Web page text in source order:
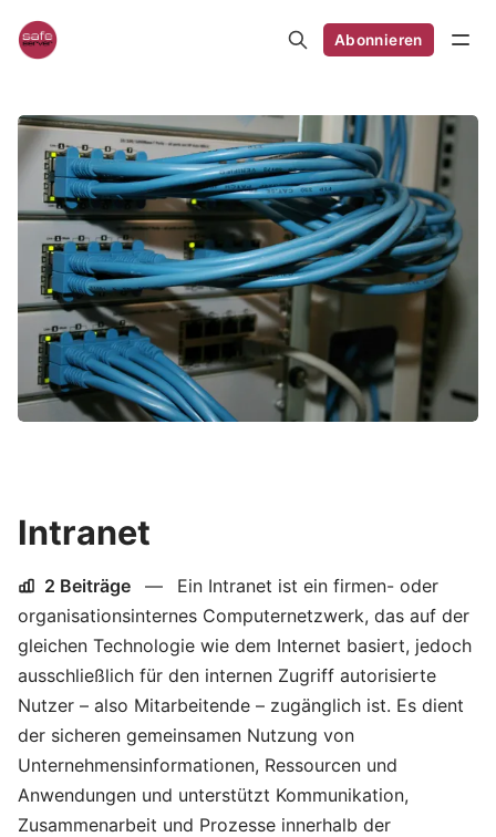
Abonnieren
Intranet
2 Beiträge —
Ein Intranet ist ein firmen- oder
organisationsinternes Computernetzwerk, das auf der
gleichen Technologie wie dem Internet basiert, jedoch
ausschließlich für den internen Zugriff autorisierte
Nutzer – also Mitarbeitende – zugänglich ist. Es dient
der sicheren gemeinsamen Nutzung von
Unternehmensinformationen, Ressourcen und
Anwendungen und unterstützt Kommunikation,
Zusammenarbeit und Prozesse innerhalb der